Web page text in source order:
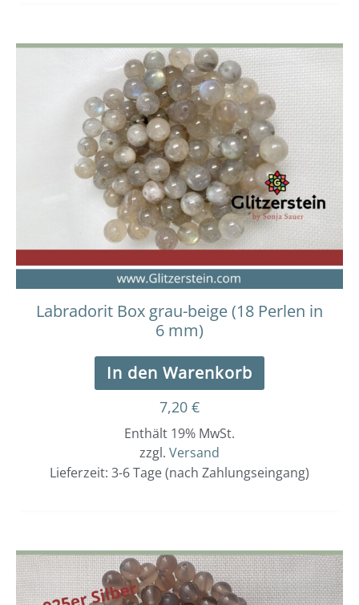
Labradorit Box grau-beige (18 Perlen in
6 mm)
In den Warenkorb
7,20 €
Enthält 19% MwSt.
zzgl. Versand
Lieferzeit: 3-6 Tage (nach Zahlungseingang)